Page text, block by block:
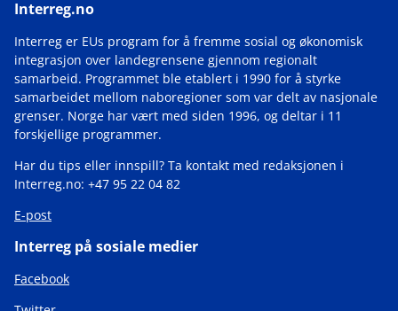
Interreg.no
Interreg er EUs program for å fremme sosial og økonomisk
integrasjon over landegrensene gjennom regionalt
samarbeid. Programmet ble etablert i 1990 for å styrke
samarbeidet mellom naboregioner som var delt av nasjonale
grenser. Norge har vært med siden 1996, og deltar i 11
forskjellige programmer.
Har du tips eller innspill? Ta kontakt med redaksjonen i
Interreg.no: +47 95 22 04 82
E-post
Interreg på sosiale medier
Facebook